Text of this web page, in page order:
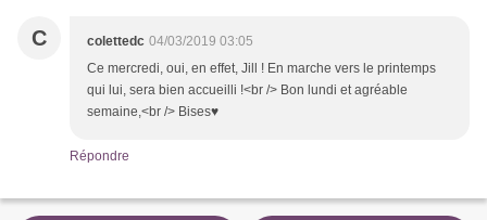
C colettedc 04/03/2019 03:05
Ce mercredi, oui, en effet, Jill ! En marche vers le printemps
qui lui, sera bien accueilli !<br /> Bon lundi et agréable
semaine,<br /> Bises♥
Répondre